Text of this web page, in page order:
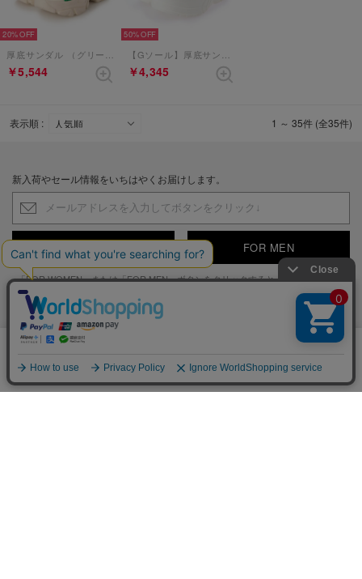
20%
厚底サンダル （グリーン）
￥5,544
50%
【Gソール】厚底サンダル （マルチ）
￥4,345
表示順 : 1 ～ 35件 (全35件)
新入荷やセール情報をいちはやくお届けします。
FOR WOMEN FOR MEN
※「FOR WOMEN」または「FOR MEN」ボタンをクリックすると、
プライバシー規約
よくあるご質問
プライバシー規約 」をご覧ください。